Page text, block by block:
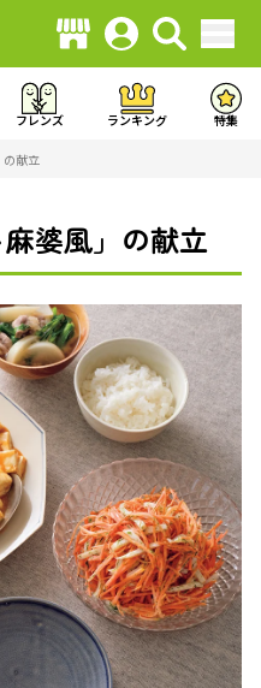
フレンズ ランキング 特集
の献立
麻婆風」の献立